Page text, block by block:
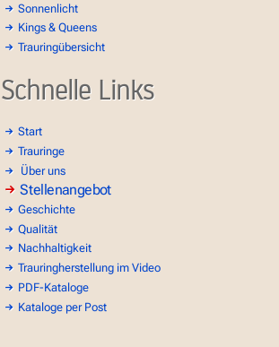
Sonnenlicht
Kings & Queens
Trauringübersicht
Schnelle Links
Start
Trauringe
Über uns
Stellenangebot
Geschichte
Qualität
Nachhaltigkeit
Trauringherstellung im Video
PDF-Kataloge
Kataloge per Post